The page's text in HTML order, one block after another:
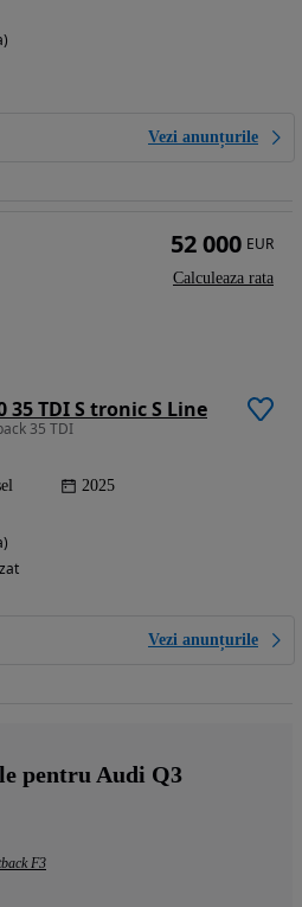
Vezi anunțurile
35 TDI S tronic S Line
35 TDI
2025
Vezi anunțurile
52 000 EUR
Calculeaza rata
pentru Audi Q3
F3